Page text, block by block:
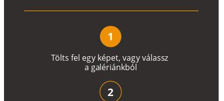
Tölts fel egy képet, vagyválassz
a galériánkból
1
2